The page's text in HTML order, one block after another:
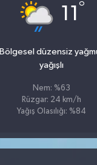
11 °
Bölgesel düzensiz
yağışlı
Nem: %63
Rüzgar: 24 km/h
Yağış Olasılığı: %84